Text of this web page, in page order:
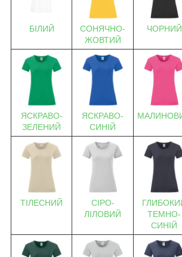
БІЛИЙ
СОНЯЧНО-
ЖОВТИЙ
ЧОРНИЙ
ЯСКРАВО-
ЗЕЛЕНИЙ
ЯСКРАВО-
СИНІЙ
ТІЛЕСНИЙ
СІРО-
ЛІЛОВИЙ
ТЕМНО-
СИНІЙ